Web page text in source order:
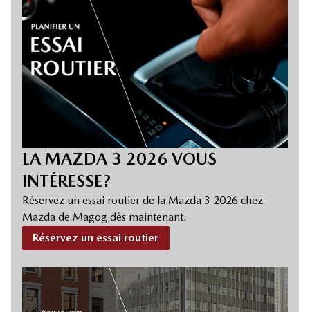
LA MAZDA 3 2026 VOUS
INTÉRESSE?
Réservez un essai routier de la Mazda 3 2026 chez
Mazda de Magog dès maintenant.
Réservez un essai routier